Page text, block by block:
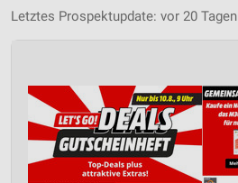
Letztes Prospektupdate: vor 20 Tagen